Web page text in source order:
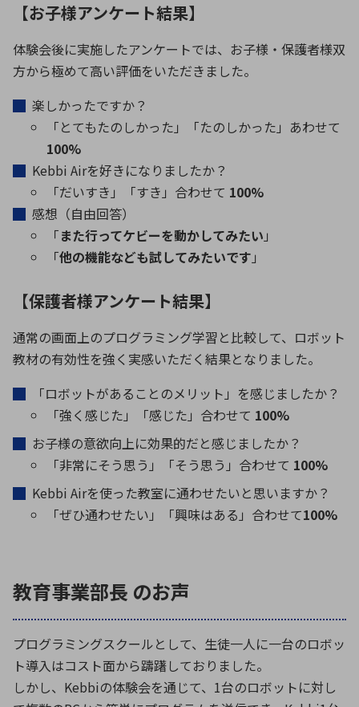
【お子様アンケート結果】
体験会後に実施したアンケートでは、お子様・保護者様双
方から極めて高い評価をいただきました。
楽しかったですか？
「とてもたのしかった」「たのしかった」あわせて
100%
Kebbi Airを好きになりましたか？
「だいすき」「すき」合わせて 100%
感想（自由回答）
「また行ってケビーを動かしてみたい 」
「他の機能なども試してみたいです 」
【保護者様アンケート結果】
通常の画面上のプログラミング学習と比較して、ロボット
教材の有効性を強く実感いただく結果となりました。
「ロボットがあることのメリット」を感じましたか？
「強く感じた」「感じた」合わせて 100%
お子様の意欲向上に効果的だと感じましたか？
「非常にそう思う」「そう思う」合わせて 100%
Kebbi Airを使った教室に通わせたいと思いますか？
「ぜひ通わせたい」「興味はある」合わせて100%
教育事業部長 のお声
プログラミングスクールとして、生徒一人に一台のロボッ
ト導入はコスト面から躊躇しておりました。
しかし、Kebbiの体験会を通じて、1台のロボットに対し